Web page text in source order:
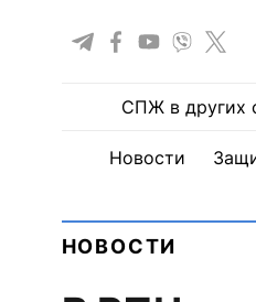
СПЖ в других
Новости
НОВОСТИ